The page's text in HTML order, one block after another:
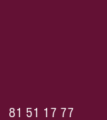
81 51 17 77